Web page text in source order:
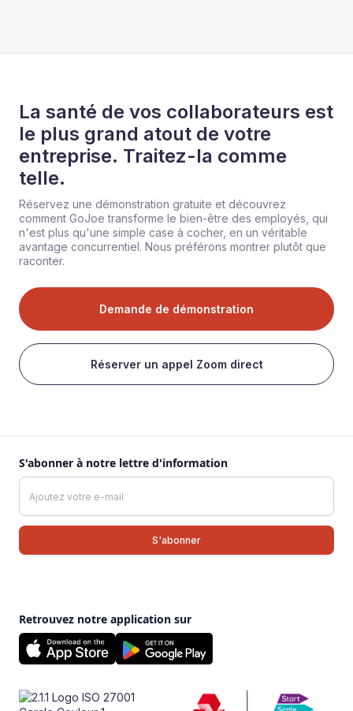
La santé de vos collaborateurs est
le plus grand atout de votre
entreprise. Traitez-la comme
telle.
Réservez une démonstration gratuite et découvrez
comment GoJoe transforme le bien-être des employés, qui
n'est plus qu'une simple case à cocher, en un véritable
avantage concurrentiel. Nous préférons montrer plutôt que
raconter.
Demande de démonstration
Réserver un appel Zoom direct
S'abonner à notre lettre d'information
Retrouvez notre application sur